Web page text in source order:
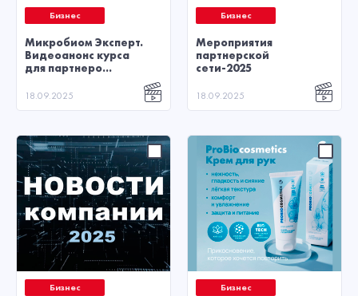
Бизнес
Микробиом Эксперт.
Видеоанонс курса
для партнеро...
18.09.2025
Бизнес
Мероприятия
партнерской
сети-2025
18.09.2025
Бизнес Бизнес